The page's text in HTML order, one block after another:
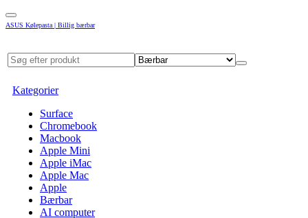
ASUS Kølepasta | Billig bærbar
Kategorier
Surface
Chromebook
Macbook
Apple Mini
Apple iMac
Apple Mac
Apple
Bærbar
AI computer